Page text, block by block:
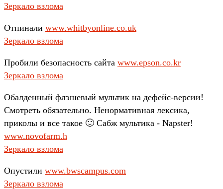
Зеркало взлома
Отпинали www.whitbyonline.co.uk
Зеркало взлома
Пробили безопасность сайта www.epson.co.kr
Зеркало взлома
Обалденный флэшевый мультик на дефейс-версии!
Смотреть обязательно. Ненормативная лексика,
приколы и все такое 🙂 Сабж мультика - Napster!
www.novofarm.h
Зеркало взлома
Опустили www.bwscampus.com
Зеркало взлома